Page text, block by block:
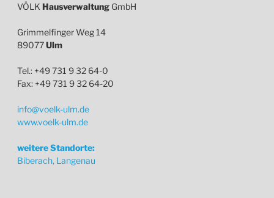
VÖLK Hausverwaltung GmbH
Grimmelfinger Weg 14
89077Ulm
Tel.: +49 731 9 32 64-0
Fax: +49 731 9 32 64-20
info@voelk-ulm.de
www.voelk-ulm.de
weitere Standorte:
Biberach, Langenau